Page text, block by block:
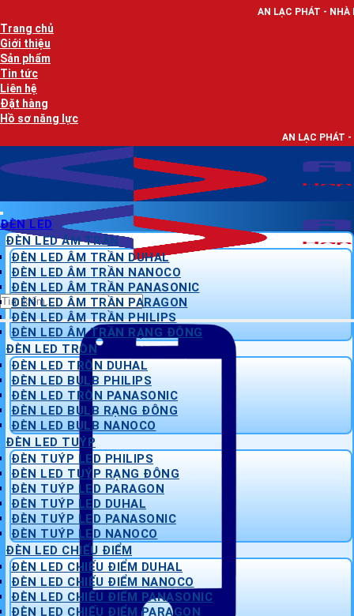
qua
nội
dung
AN LẠC PHÁT - NHÀ PHÂN PHỐI
Trang chủ
Giới thiệu
Sản phẩm
Tin tức
Liên hệ
Đặt hàng
Hồ sơ năng lực
AN LẠC PHÁT - NHÀ PHÂN
Tìm
kiếm:
ĐÈN LED
ĐÈN LED ÂM TRẦN
ĐÈN LED ÂM TRẦN DUHAL
ĐÈN LED ÂM TRẦN NANOCO
ĐÈN LED ÂM TRẦN PANASONIC
ĐÈN LED ÂM TRẦN PARAGON
ĐÈN LED ÂM TRẦN PHILIPS
ĐÈN LED ÂM TRẦN RẠNG ĐÔNG
ĐÈN LED TRÒN
ĐÈN LED TRÒN DUHAL
ĐÈN LED BULB PHILIPS
ĐÈN LED TRÒN PANASONIC
ĐÈN LED BULB RẠNG ĐÔNG
ĐÈN LED BULB NANOCO
ĐÈN LED TUÝP
ĐÈN TUÝP LED PHILIPS
ĐÈN LED TUÝP RẠNG ĐÔNG
ĐÈN TUÝP LED PARAGON
ĐÈN TUÝP LED DUHAL
ĐÈN TUÝP LED PANASONIC
ĐÈN TUÝP LED NANOCO
ĐÈN LED CHIẾU ĐIỂM
ĐÈN LED CHIẾU ĐIỂM DUHAL
ĐÈN LED CHIẾU ĐIỂM NANOCO
ĐÈN LED CHIẾU ĐIỂM PANASONIC
ĐÈN LED CHIẾU ĐIỂM PARAGON